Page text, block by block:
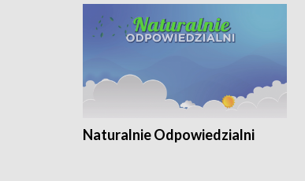
Naturalnie Odpowiedzialni